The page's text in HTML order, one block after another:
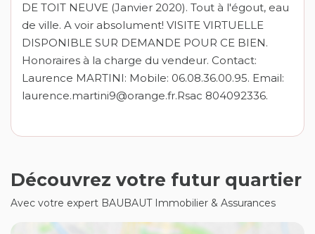
DE TOIT NEUVE (Janvier 2020). Tout à l'égout, eau
de ville. A voir absolument! VISITE VIRTUELLE
DISPONIBLE SUR DEMANDE POUR CE BIEN.
Honoraires à la charge du vendeur. Contact:
Laurence MARTINI: Mobile: 06.08.36.00.95. Email:
laurence.martini9@orange.fr.Rsac 804092336.
Découvrez votre futur quartier
Avec votre expert BAUBAUT Immobilier & Assurances